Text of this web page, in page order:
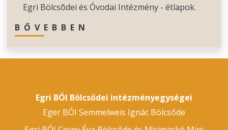
Egri Bölcsõdei és Óvodai Intézmény - étlapok.
BŐVEBBEN
Egri BÓI Bölcsődei intézményegységei
Eger BÓI Semmelweis Ignác Bölcsőde